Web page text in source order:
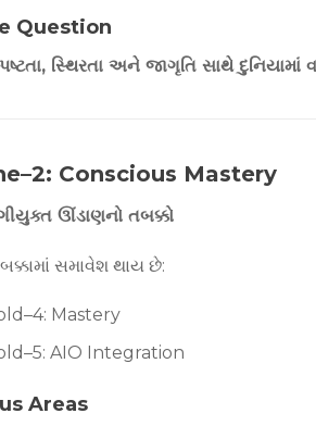
Question
સ્થિરતા અને જાગૃતિ સાથે દુનિયામાં
Conscious Mastery
ઊંડાણનો તબક્કો
સમાવેશ થાય છે:
Mastery
AIO Integration
Areas